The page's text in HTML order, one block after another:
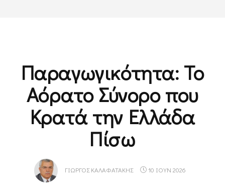
Παραγωγικότητα: Το
Αόρατο Σύνορο που
Κρατά την Ελλάδα
Πίσω
ΓΙΏΡΓΟΣ ΚΑΛΑΦΑΤΆΚΗΣ 10 ΙΟΥΝ 2026